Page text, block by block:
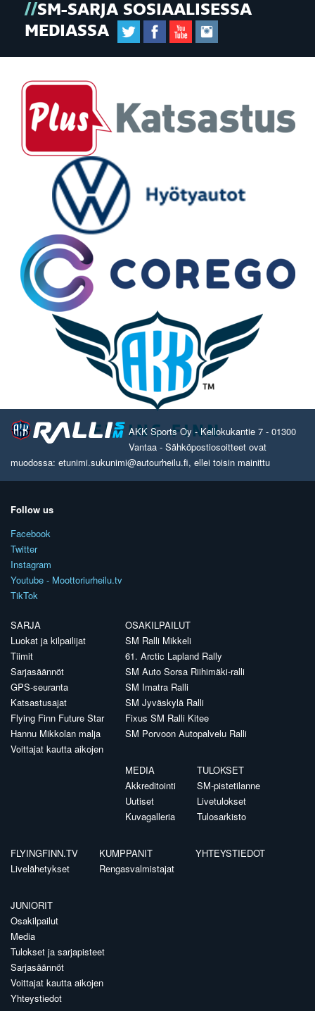
SM-SARJA SOSIAALISESSA
MEDIASSA
AKK Sports Oy - Kellokukantie 7 - 01300
Vantaa - Sähköpostiosoitteet ovat
muodossa: etunimi.sukunimi@autourheilu.fi, ellei toisin mainittu
Follow us
Facebook
Twitter
Instagram
Youtube - Moottoriurheilu.tv
TikTok
SARJA
Luokat ja kilpailijat
Tiimit
Sarjasäännöt
GPS-seuranta
Katsastusajat
Flying Finn Future Star
Hannu Mikkolan malja
Voittajat kautta aikojen
OSAKILPAILUT
SM Ralli Mikkeli
61. Arctic Lapland Rally
SM Auto Sorsa Riihimäki-ralli
SM Imatra Ralli
SM Jyväskylä Ralli
Fixus SM Ralli Kitee
SM Porvoon Autopalvelu Ralli
MEDIA
Akkreditointi
Uutiset
Kuvagalleria
TULOKSET
SM-pistetilanne
Livetulokset
Tulosarkisto
FLYINGFINN.TV
Livelähetykset
KUMPPANIT
Rengasvalmistajat
YHTEYSTIEDOT
JUNIORIT
Osakilpailut
Media
Tulokset ja sarjapisteet
Sarjasäännöt
Voittajat kautta aikojen
Yhteystiedot